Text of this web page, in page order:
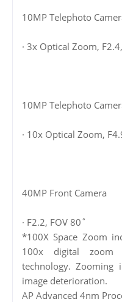
10MP Telephoto
· 3x Optical Zoom,
10MP Telephoto
· 10x Optical Zoom,
40MP Front Camera
· F2.2, FOV 80˚
*100X Space Zoom
100x digital zoom
technology. Zooming
image deterioration.
AP Advanced 4nm